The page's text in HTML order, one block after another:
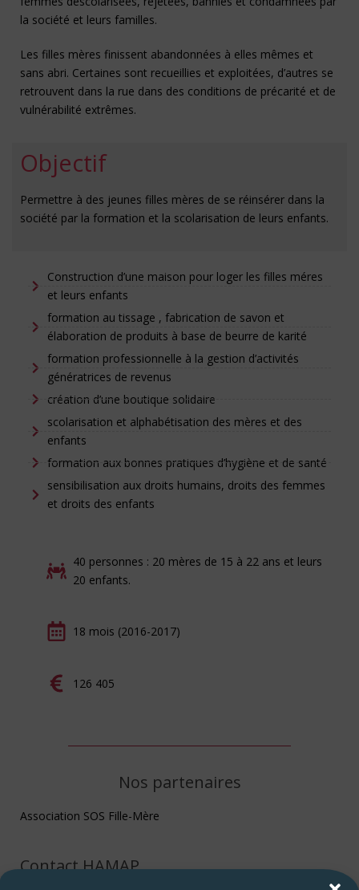
la société et leurs familles.
Les filles mères finissent abandonnées à elles mêmes et
sans abri. Certaines sont recueillies et exploitées, d’autres se
retrouvent dans la rue dans des conditions de précarité et de
vulnérabilité extrêmes.
Objectif
Permettre à des jeunes filles mères de se réinsérer dans la
société par la formation et la scolarisation de leurs enfants.
Construction d’une maison pour loger les filles méres
et leurs enfants
formation au tissage , fabrication de savon et
élaboration de produits à base de beurre de karité
formation professionnelle à la gestion d’activités
génératrices de revenus
création d’une boutique solidaire
scolarisation et alphabétisation des mères et des
enfants
formation aux bonnes pratiques d’hygiène et de santé
sensibilisation aux droits humains, droits des femmes
et droits des enfants
40 personnes : 20 mères de 15 à 22 ans et leurs
20 enfants.
18 mois (2016-2017)
126 405
Nos partenaires
Association SOS Fille-Mère
Contact HAMAP